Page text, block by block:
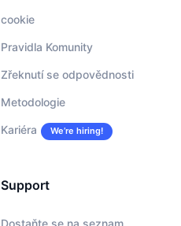
cookie
Pravidla Komunity
Zřeknutí se odpovědnosti
Metodologie
Kariéra We’re hiring!
Support